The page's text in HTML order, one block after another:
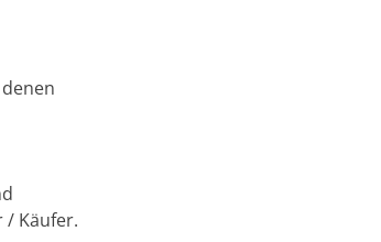
/ Käufer.